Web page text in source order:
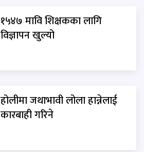
१५४७ मावि शिक्षकका लागि
विज्ञापन खुल्यो
होलीमा जथाभावी लोला हान्नेलाई
कारबाही गरिने